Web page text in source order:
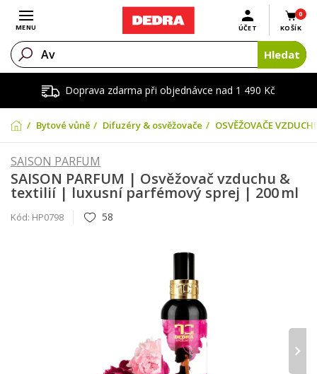
Doprava zdarma při objednávce nad 1 490 Kč
Otevřít menu
MENU
0
KOŠÍK
ÚČET
Hledat
Bytové vůně Difuzéry & osvěžovače OSVĚŽOVAČE
SAISON PARFUM
SAISON PARFUM | Osvěžovač vzduchu &
textilií | luxusní parfémový sprej | 200 ml
Kód: HP0798 58
›